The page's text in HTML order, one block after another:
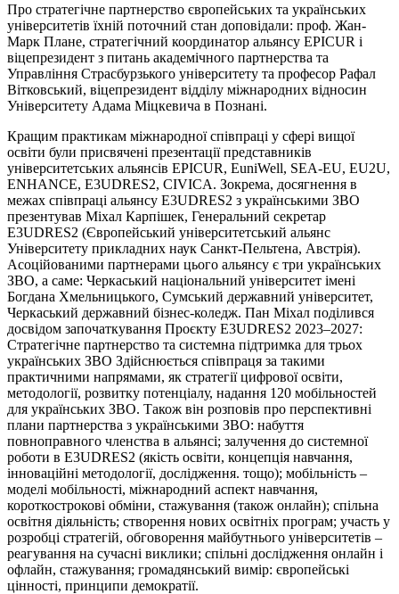
Про стратегічне партнерство європейських та українських
університетів їхній поточний стан доповідали: проф. Жан-
Марк Плане, стратегічний координатор альянсу EPICUR і
віцепрезидент з питань академічного партнерства та
Управління Страсбурзького університету та професор Рафал
Вітковський, віцепрезидент відділу міжнародних відносин
Університету Адама Міцкевича в Познані.
Кращим практикам міжнародної співпраці у сфері вищої
освіти були присвячені презентації представників
університетських альянсів EPICUR, EuniWell, SEA-EU, EU2U,
ENHANCE, E3UDRES2, CIVICA. Зокрема, досягнення в
межах співпраці альянсу E3UDRES2 з українськими ЗВО
презентував Міхал Карпішек, Генеральний секретар
E3UDRES2 (Європейський університетський альянс
Університету прикладних наук Санкт-Пельтена, Австрія).
Асоційованими партнерами цього альянсу є три українських
ЗВО, а саме: Черкаський національний університет імені
Богдана Хмельницького, Сумський державний університет,
Черкаський державний бізнес-коледж. Пан Міхал поділився
досвідом започаткування Проєкту E3UDRES2 2023–2027:
Стратегічне партнерство та системна підтримка для трьох
українських ЗВО Здійснюється співпраця за такими
практичними напрямами, як стратегії цифрової освіти,
методології, розвитку потенціалу, надання 120 мобільностей
для українських ЗВО. Також він розповів про перспективні
плани партнерства з українськими ЗВО: набуття
повноправного членства в альянсі; залучення до системної
роботи в E3UDRES2 (якість освіти, концепція навчання,
інноваційні методології, дослідження. тощо); мобільність –
моделі мобільності, міжнародний аспект навчання,
короткострокові обміни, стажування (також онлайн); спільна
освітня діяльність; створення нових освітніх програм; участь у
розробці стратегій, обговорення майбутнього університетів –
реагування на сучасні виклики; спільні дослідження онлайн і
офлайн, стажування; громадянський вимір: європейські
цінності, принципи демократії.